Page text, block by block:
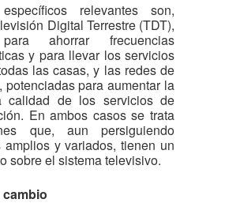
relevantes son,
Digital Terrestre (TDT),
ahorrar frecuencias
y para llevar los servicios
las casas, y las redes de
potenciadas para aumentar la
calidad de los servicios de
En ambos casos se trata
que, aun persiguiendo
amplios y variados, tienen un
sobre el sistema televisivo.